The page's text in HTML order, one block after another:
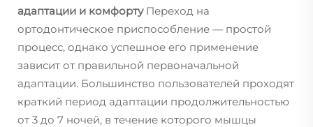
адаптации и комфорту Переход на
ортодонтическое приспособление — простой
процесс, однако успешное его применение
зависит от правильной первоначальной
адаптации. Большинство пользователей проходят
краткий период адаптации продолжительностью
от 3 до 7 ночей, в течение которого мышцы